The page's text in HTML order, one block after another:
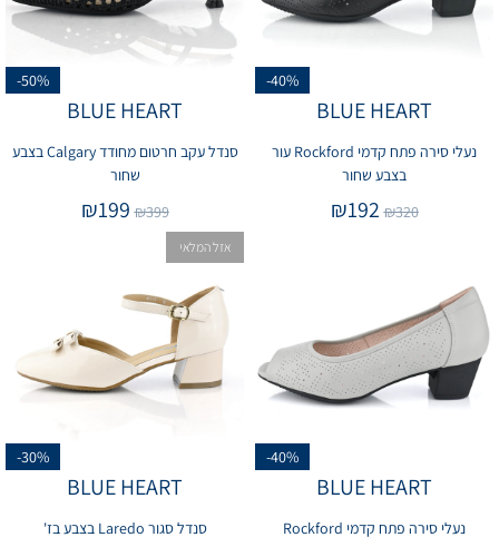
-40%
BLUE HEART
נעלי סירה פתח קדמי Rockford עור
בצבע שחור
₪320
₪192
-50%
BLUE HEART
סנדל עקב חרטום מחודד Calgary בצבע
שחור
₪399
₪199
-40%
BLUE HEART
נעלי סירה פתח קדמי Rockford
-30%
אזל המלאי
BLUE HEART
סנדל סגור Laredo בצבע בז'